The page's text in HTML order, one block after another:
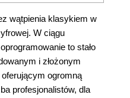
wątpienia klasykiem w
W ciągu
to stało
i złożonym
ogromną
profesjonalistów, dla